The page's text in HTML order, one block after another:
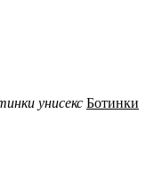
унисекс Ботинки